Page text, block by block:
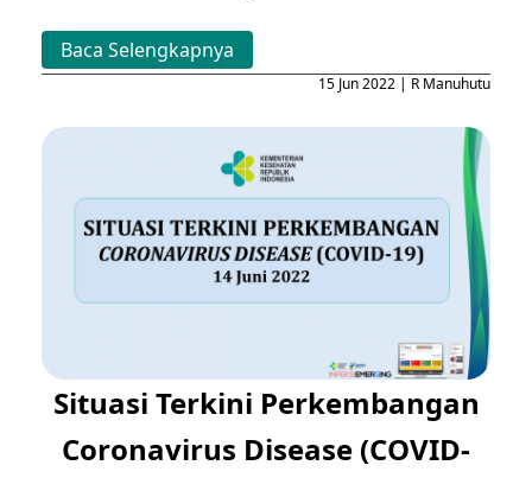
Baca Selengkapnya
15 Jun 2022 | R Manuhutu
Situasi Terkini Perkembangan
Coronavirus Disease (COVID-